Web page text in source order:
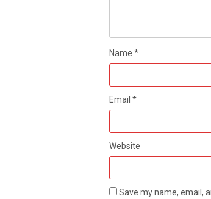
Name *
Email *
Website
Save my name, email,